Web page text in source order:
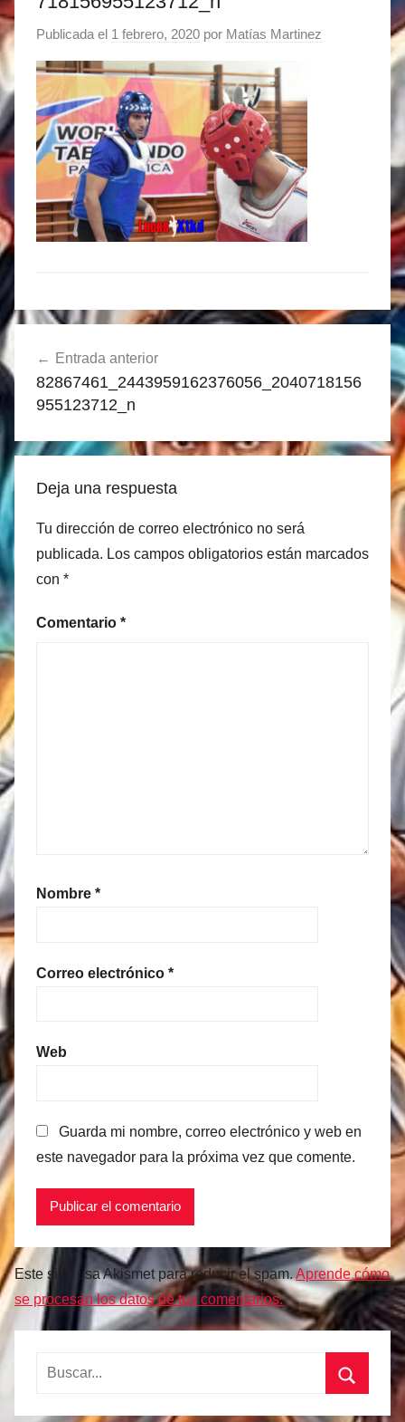
Publicada el 1 febrero, 2020 por Matías Martinez
de
entradas
Entrada anterior
82867461_2443959162376056_2040718156
955123712_n
Deja una respuesta
Tu dirección de correo electrónico no será
publicada. Los campos obligatorios están marcados
con *
Comentario *
Nombre *
Correo electrónico *
Web
Guarda mi nombre, correo electrónico y web en
este navegador para la próxima vez que comente.
Este sitio usa Akismet para reducir el spam. Aprende cómo
se procesan los datos de tus comentarios.
Buscar: